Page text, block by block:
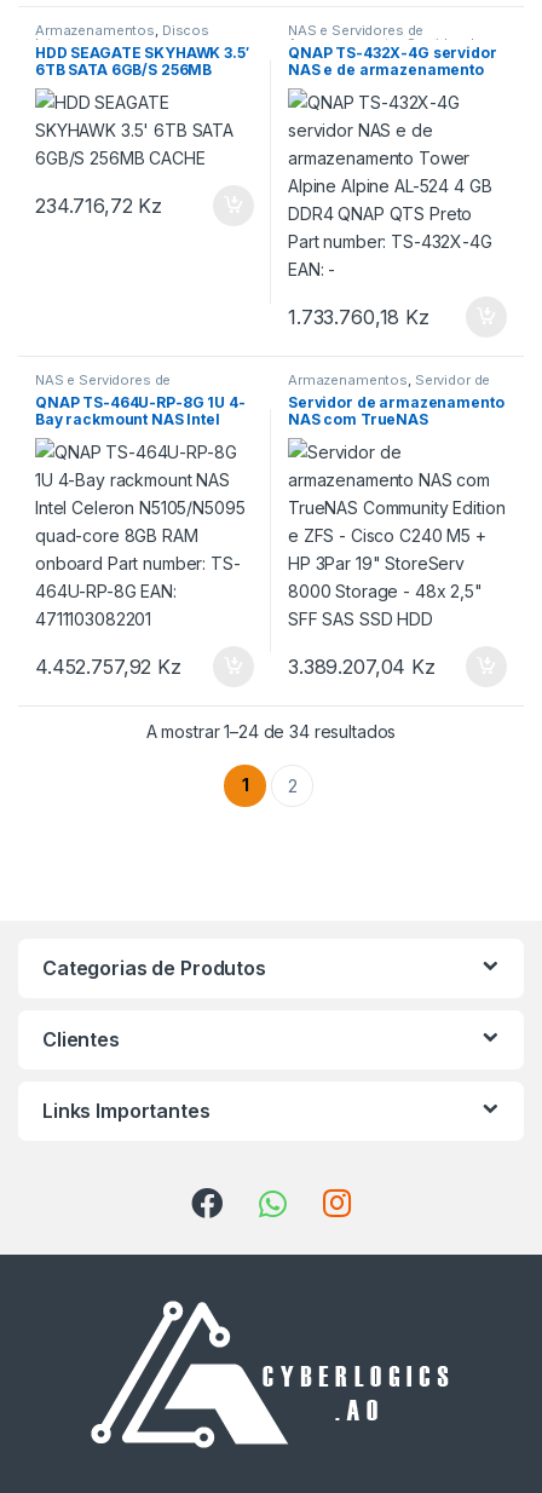
Armazenamentos, Discos
Internos
HDD SEAGATE SKYHAWK 3.5′
6TB SATA 6GB/S 256MB
CACHE
234.716,72 Kz
NAS e Servidores de
Armazenamento Servidor de
armazenamento NAS
Servidores e Storage
QNAP TS-432X-4G servidor
NAS e de armazenamento
Tower Alpine Alpine AL-524
4 GB DDR4 QNAP QTS Preto
Part number: TS-432X-4G
EAN: –
1.733.760,18 Kz
NAS e Servidores de
Armazenamento, Servidor de
armazenamento NAS
QNAP TS-464U-RP-8G 1U 4-
Bay rackmount NAS Intel
Celeron N5105/N5095 quad-
core 8GB RAM onboard Part
number: TS-464U-RP-8G
EAN: 4711103082201
4.452.757,92 Kz
Armazenamentos, Servidor de
armazenamento NAS
Servidor de armazenamento
NAS com TrueNAS
Community Edition e ZFS –
Cisco C240 M5 + HP 3Par 19″
StoreServ 8000 Storage –
48x 2,5″ SFF SAS SSD HDD
3.389.207,04 Kz
A mostrar 1–24 de 34 resultados
1 2
Categorias de Produtos
Clientes
Links Importantes